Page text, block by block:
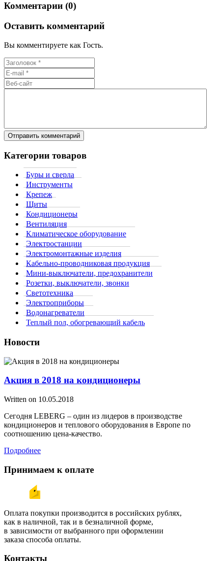
Комментарии (0)
Оставить комментарий
Вы комментируете как Гость.
Категории товаров
Буры и сверла
Инструменты
Крепеж
Щиты
Кондиционеры
Вентиляция
Климатическое оборудование
Электростанции
Электромонтажные изделия
Кабельно-проводниковая продукция
Мини-выключатели, предохранители
Розетки, выключатели, звонки
Светотехника
Электроприборы
Водонагреватели
Теплый пол, обогревающий кабель
Новости
Акция в 2018 на кондиционеры
Written on 10.05.2018
Сегодня LEBERG – один из лидеров в производстве
кондиционеров и теплового оборудования в Европе по
соотношению цена-качество.
Подробнее
Принимаем к оплате
Оплата покупки производится в российских рублях,
как в наличной, так и в безналичной форме,
в зависимости от выбранного при оформлении
заказа способа оплаты.
Контакты